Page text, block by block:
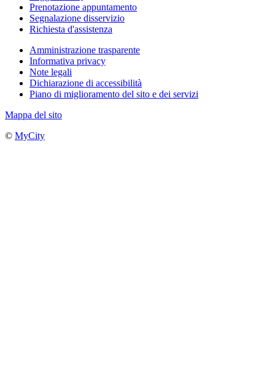
Prenotazione appuntamento
Segnalazione disservizio
Richiesta d'assistenza
Amministrazione trasparente
Informativa privacy
Note legali
Dichiarazione di accessibilità
Piano di miglioramento del sito e dei servizi
Mappa del sito
© MyCity